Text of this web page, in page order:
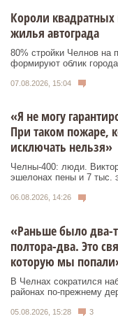
Короли
жилья автограда
80% стройки Челнов на
формируют облик
07.08.2026, 15:04
«Я не могу
При таком пожаре,
исключать нельзя»
Челны-400: люди.
эшелонах пены и 7 тыс.
06.08.2026, 14:26
«Раньше было два-
полтора-два. Это
которую мы
В Челнах сократился
районах по-прежнему
05.08.2026, 15:28 3